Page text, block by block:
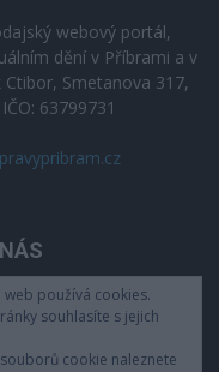
webový portál,
dění v Příbrami a v
Smetanova 317,
63799731
používá cookies.
souhlasíte s jejich
cookie naleznete